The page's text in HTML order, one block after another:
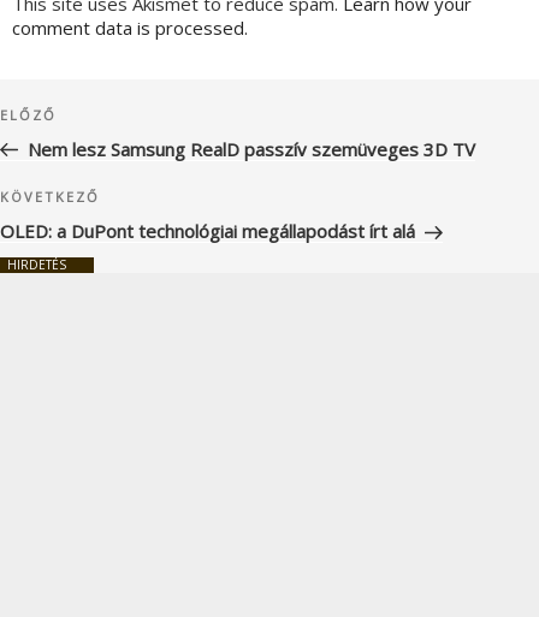
comment data is processed.
navigáció
Korábbi
bejegyzés
ELŐZŐ
Nem lesz Samsung RealD passzív szemüveges 3D TV
Következő
bejegyzés
KÖVETKEZŐ
OLED: a DuPont technológiai megállapodást írt alá
HIRDETÉS